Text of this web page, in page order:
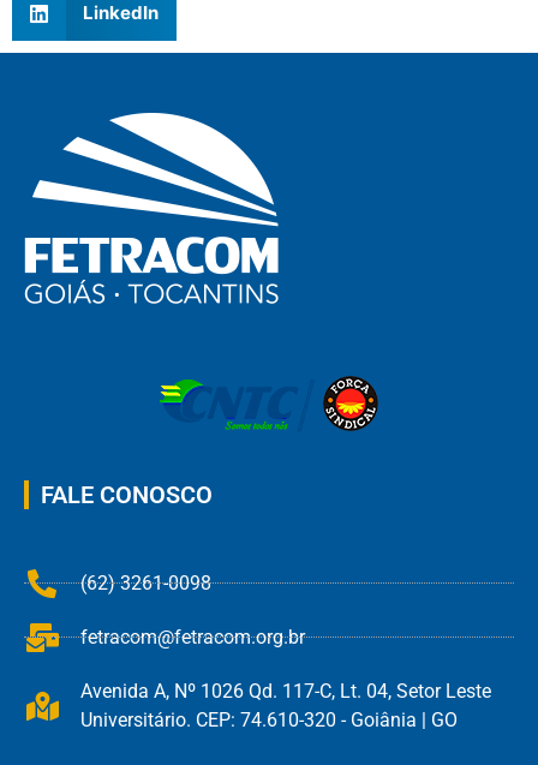
LinkedIn
FALE CONOSCO
(62) 3261-0098
fetracom@fetracom.org.br
Avenida A, Nº 1026 Qd. 117-C, Lt. 04, Setor Leste
Universitário. CEP: 74.610-320 - Goiânia | GO